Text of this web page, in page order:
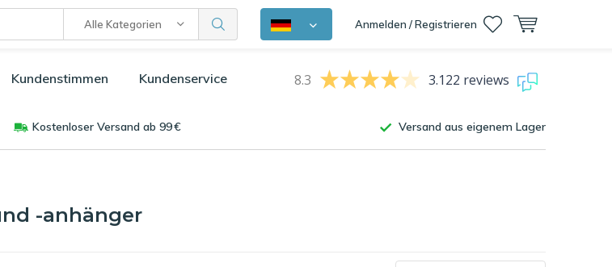
Alle Kategorien Anmelden / Registrieren
Kundenstimmen Kundenservice 8.3 3.122 reviews
Kostenloser Versand ab 99 € Versand aus eigenem Lager
-anhänger